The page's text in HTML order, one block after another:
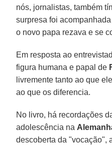
nós, jornalistas, também
surpresa foi
o novo papa rezava e se
Em resposta ao
figura humana e papal de
livremente tanto ao que
ao que os diferencia.
No livro, há recordações
adolescência na
descoberta da "vocação",